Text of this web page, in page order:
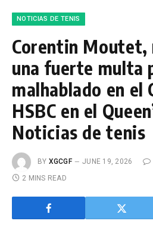
NOTICIAS DE TENIS
Corentin Moutet,
una fuerte multa
malhablado en el
HSBC en el
Noticias de tenis
BY XGCGF JUNE 19, 2026
2 MINS READ